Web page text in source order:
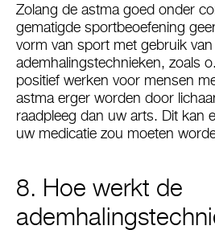
Zolang de astma goed onder
gematigde sportbeoefening
vorm van sport met gebruik van
ademhalingstechnieken, zoals
positief werken voor mensen
astma erger worden door
raadpleeg dan uw arts. Dit kan
uw medicatie zou moeten
8. Hoe werkt de